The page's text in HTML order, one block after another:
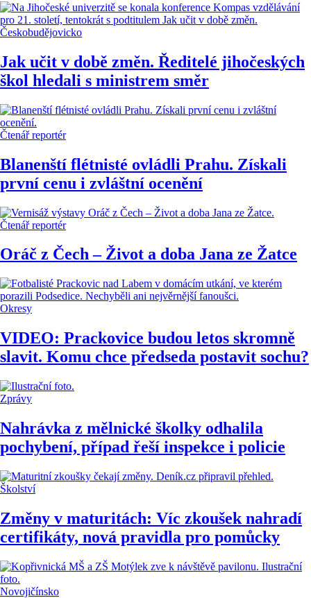
Českobudějovicko
Jak učit v době změn. Ředitelé jihočeských
škol hledali s ministrem směr
Čtenář reportér
Blanenští flétnisté ovládli Prahu. Získali
první cenu i zvláštní ocenění
Čtenář reportér
Oráč z Čech – Život a doba Jana ze Žatce
Okresy
VIDEO: Prackovice budou letos skromně
slavit. Komu chce předseda postavit sochu?
Zprávy
Nahrávka z mělnické školky odhalila
pochybení, případ řeší inspekce i policie
Školství
Změny v maturitách: Víc zkoušek nahradí
certifikáty, nová pravidla pro pomůcky
Novojičínsko